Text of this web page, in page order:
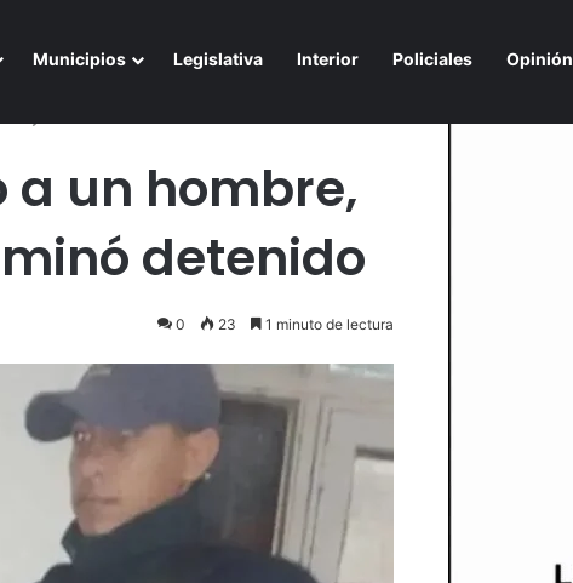
Municipios Legislativa Interior Policiales Opinión
a un hombre,
detenido
0 23 1 minuto de lectura